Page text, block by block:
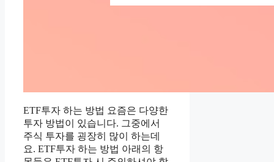
ETF투자 하는 방법 요즘은 다양한
투자 방법이 있습니다. 그중에서
주식 투자를 굉장히 많이 하는데
요. ETF투자 하는 방법 아래의 항